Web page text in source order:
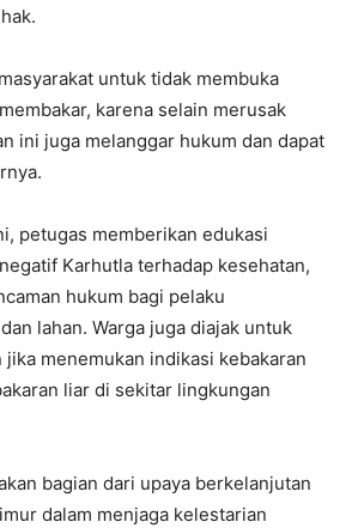
untuk tidak membuka
karena selain merusak
ini juga melanggar hukum dan dapat
petugas memberikan edukasi
Karhutla terhadap kesehatan,
hukum bagi pelaku
lahan. Warga juga diajak untuk
menemukan indikasi kebakaran
liar di sekitar lingkungan
bagian dari upaya berkelanjutan
dalam menjaga kelestarian